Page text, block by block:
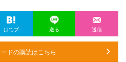
はてブ 送る 送信
ドの購読はこちら